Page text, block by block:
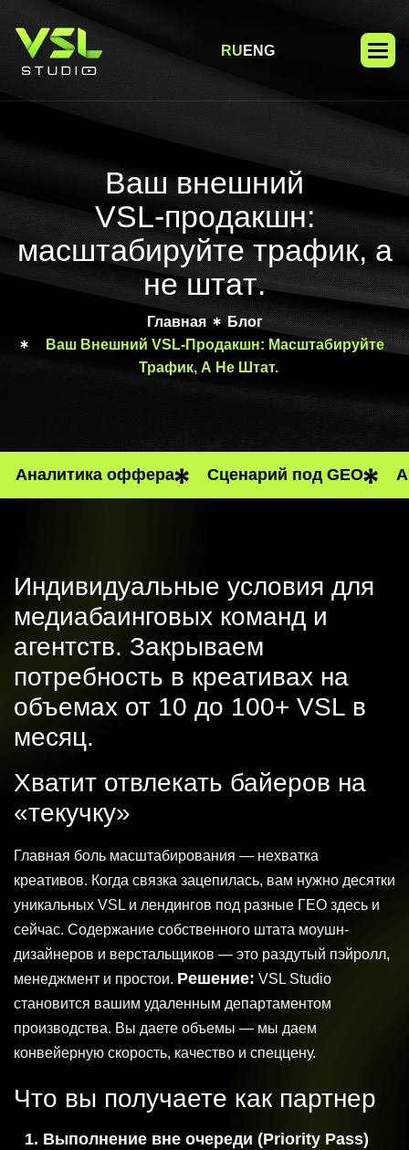
RU ENG
Ваш внешний VSL-
Ваш внешний
VSL-продакшн:
масштабируйте трафик, а
не штат.
Главная
Блог
Ваш Внешний VSL-Продакшн: Масштабируйте
Трафик, А Не Штат.
оффера Cценарий под GEO AI
Индивидуальные условия для
медиабаинговых команд и
агентств. Закрываем
потребность в креативах на
объемах от 10 до 100+ VSL в
месяц.
Хватит отвлекать байеров на
«текучку»
Главная боль масштабирования — нехватка
креативов. Когда связка зацепилась, вам нужно десятки
уникальных VSL и лендингов под разные ГЕО здесь и
сейчас. Содержание собственного штата моушн-
дизайнеров и верстальщиков — это раздутый пэйролл,
менеджмент и простои. Решение: VSL Studio
становится вашим удаленным департаментом
производства. Вы даете объемы — мы даем
конвейерную скорость, качество и спеццену.
Что вы получаете как партнер
Выполнение вне очереди (Priority Pass)